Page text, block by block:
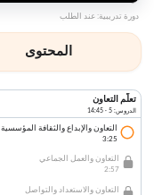
دورة تدريبية: عند الطلب
المحتوى
تعلّم التعاون
الدروس: 5 · 14:45
التعاون والإبداع والثقافة المؤسسية
3:25
التعاون والعمل الجماعي
2:57
التعاون والاستعداد والتواصل